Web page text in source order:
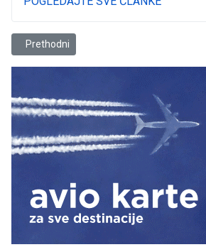
Prethodni članak: Pet knjiga za dan ...
Prethodni